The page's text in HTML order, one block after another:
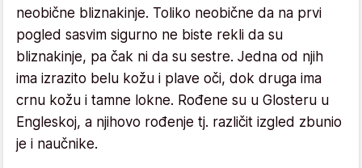
neobične bliznakinje. Toliko neobične da na prvi
pogled sasvim sigurno ne biste rekli da su
bliznakinje, pa čak ni da su sestre. Jedna od njih
ima izrazito belu kožu i plave oči, dok druga ima
crnu kožu i tamne lokne. Rođene su u Glosteru u
Engleskoj, a njihovo rođenje tj. različit izgled zbunio
je i naučnike.